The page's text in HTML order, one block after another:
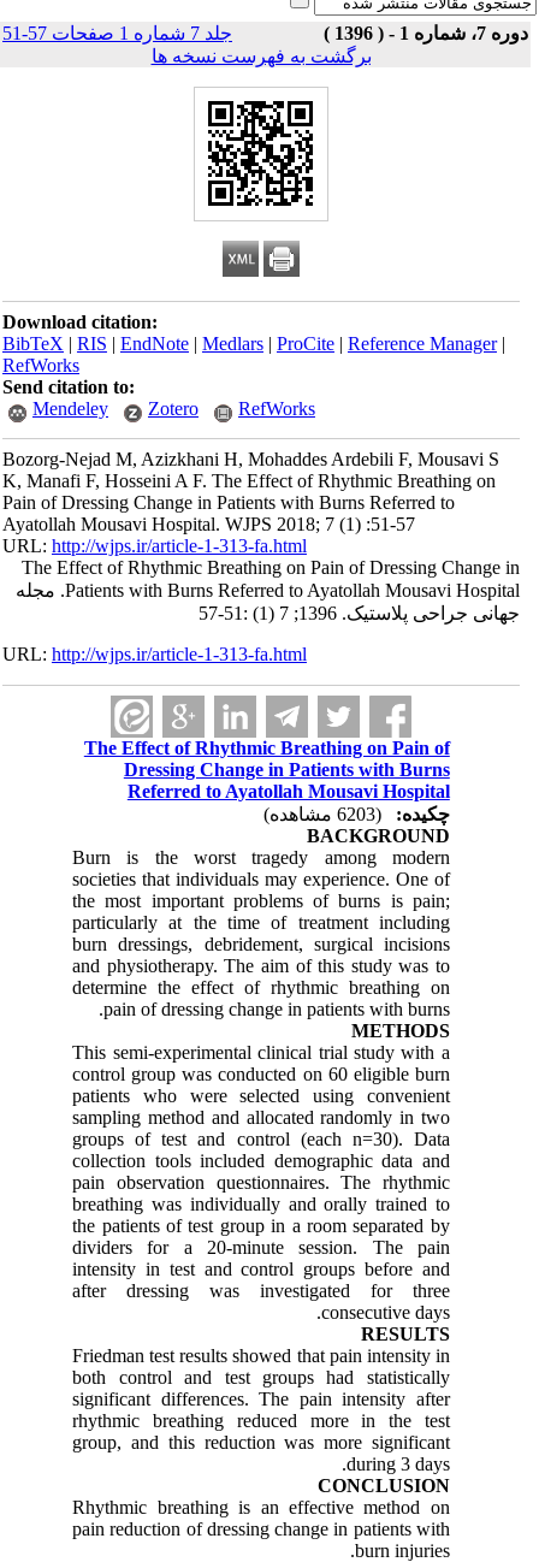
7، شماره 1 - ( 1396 ) جلد 7 شماره 1 صفحات 57-51
|
برگشت به فهرست نسخه ها
Download citation:
BibTeX|RIS|EndNote|Medlars|ProCite|Reference Manager
RefWorks
Send citation to:
Mendeley
Zotero RefWorks
Bozorg-Nejad M, Azizkhani H, Mohaddes Ardebili F, Mousavi S
K, Manafi F, Hosseini A F. The Effect of Rhythmic Breathing on
Pain of Dressing Change in Patients with Burns Referred to
Ayatollah Mousavi Hospital. WJPS 2018; 7 (1) :51-57
URL:http://wjps.ir/article-1-313-fa.html
The Effect of Rhythmic Breathing on Pain of Dressing Change in
Patients with Burns Referred to Ayatollah Mousavi Hospital. مجله
جهانی جراحی پلاستیک. 1396; 7 (1) :51-57
URL:http://wjps.ir/article-1-313-fa.html
The Effect of Rhythmic Breathing on Pain of
Dressing Change in Patients with Burns
Referred to Ayatollah Mousavi Hospital
چکیده:
BACKGROUND
Burn is the worst tragedy among modern
societies that individuals may experience. One of
the most important problems of burns is pain;
particularly at the time of treatment including
burn dressings, debridement, surgical incisions
and physiotherapy. The aim of this study was to
determine the effect of rhythmic breathing on
pain of dressing change in patients with burns.
METHODS
This semi-experimental clinical trial study with a
control group was conducted on 60 eligible burn
patients who were selected using convenient
sampling method and allocated randomly in two
groups of test and control (each n=30). Data
collection tools included demographic data and
pain observation questionnaires. The rhythmic
breathing was individually and orally trained to
the patients of test group in a room separated by
dividers for a 20-minute session. The pain
intensity in test and control groups before and
after dressing was investigated for three
consecutive days.
RESULTS
Friedman test results showed that pain intensity in
both control and test groups had statistically
significant differences. The pain intensity after
rhythmic breathing reduced more in the test
group, and this reduction was more significant
during 3 days.
CONCLUSION
Rhythmic breathing is an effective method on
pain reduction of dressing change in patients with
burn injuries.